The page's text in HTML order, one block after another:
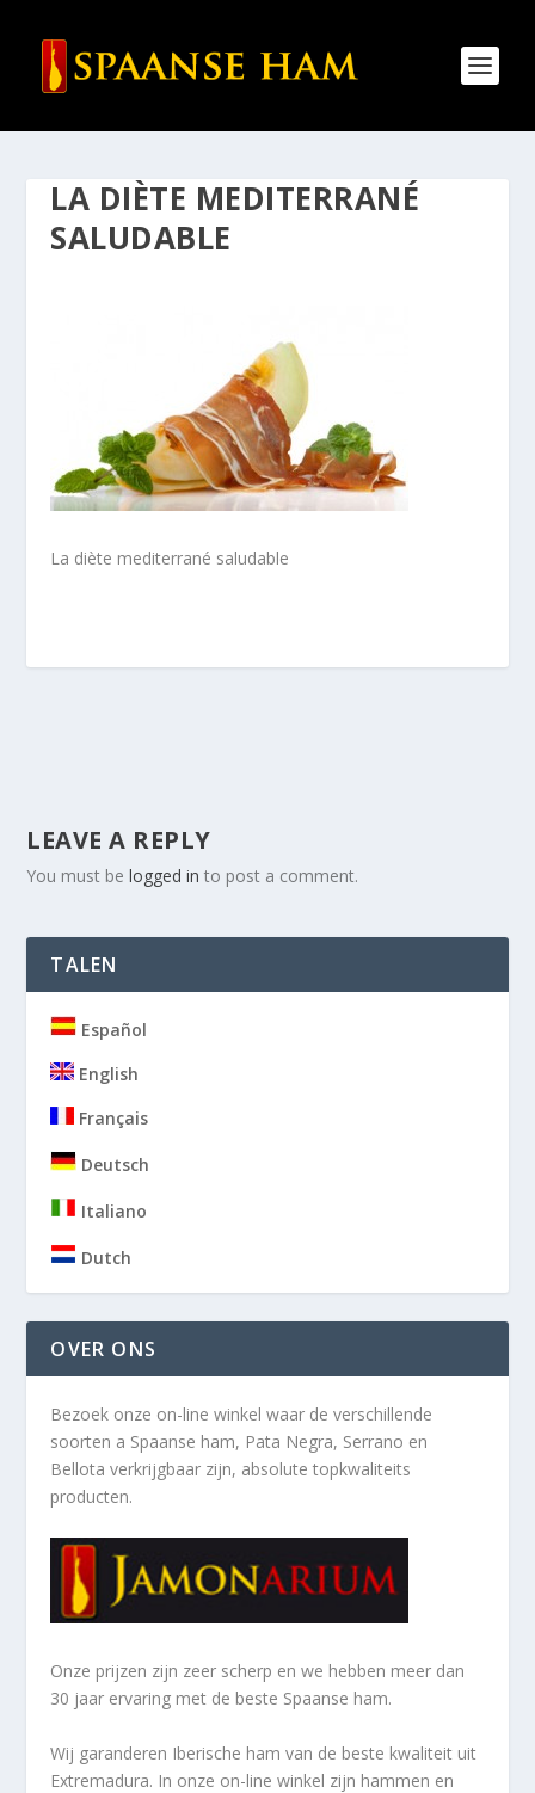
LA DIÈTE MEDITERRANÉ
SALUDABLE
La diète mediterrané saludable
LEAVE A REPLY
You must belogged in to post a comment.
TALEN
Español
English
Français
Deutsch
Italiano
Dutch
OVER ONS
Bezoek onze on-line winkel waar de verschillende
soorten a Spaanse ham, Pata Negra, Serrano en
Bellota verkrijgbaar zijn, absolute topkwaliteits
producten.
Onze prijzen zijn zeer scherp en we hebben meer dan
30 jaar ervaring met de beste Spaanse ham.
Wij garanderen Iberische ham van de beste kwaliteit uit
Extremadura. In onze on-line winkel zijn hammen en